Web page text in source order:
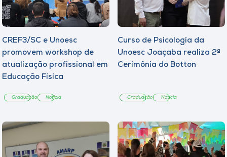
CREF3/SC e Unoesc
promovem workshop de
atualização profissional em
Educação Física
Graduação Notícia
Curso de Psicologia da
Unoesc Joaçaba realiza 2ª
Cerimônia do Botton
Graduação Notícia